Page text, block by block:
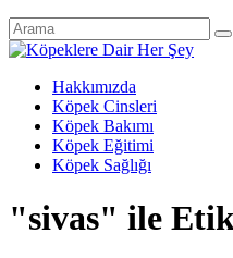
Hakkımızda
Köpek Cinsleri
Köpek Bakımı
Köpek Eğitimi
Köpek Sağlığı
"sivas" ile